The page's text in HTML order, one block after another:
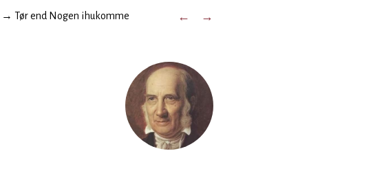
→ Tør end Nogen ihukomme ← →